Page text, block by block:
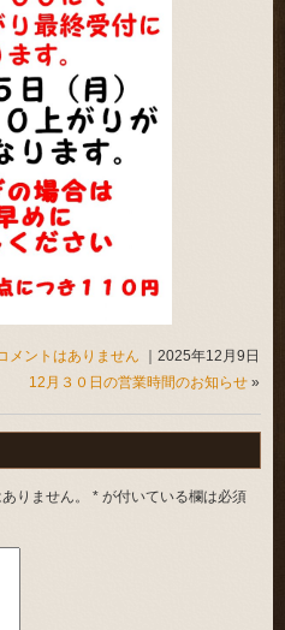
メントはありません ｜2025年12月9日
12月３０日の営業時間のお知らせ»
りません。 * が付いている欄は必須